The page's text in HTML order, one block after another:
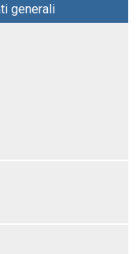
generali